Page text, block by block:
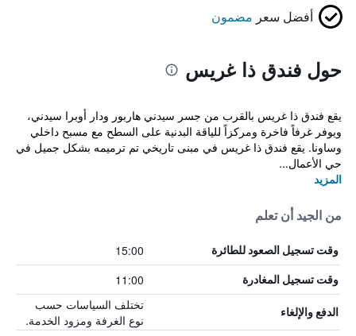
أفضل سعر مضمون
حول فندق ذا غريس
يقع فندق ذا غريس بالقرب من جسر سيدني هاربور ودار أوبرا سيدني،
ويوفر غرفاً فاخرة ومركزاً للياقة البدنية على السطح مع مسبح داخلي
وساونا. يقع فندق ذا غريس في مبنى تاريخي تم ترميمه بشكل جميل في
حي الأعمال...
المزيد
من الجيد أن تعلم
وقت تسجيل الصعود للطائرة 15:00
وقت تسجيل المغادرة 11:00
الدفع والإلغاء
تختلف السياسات حسب
نوع الغرفة ومزود الخدمة.